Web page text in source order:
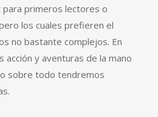
para primeros lectores o
los cuales prefieren el
no bastante complejos. En
y aventuras de la mano
sobre todo tendremos